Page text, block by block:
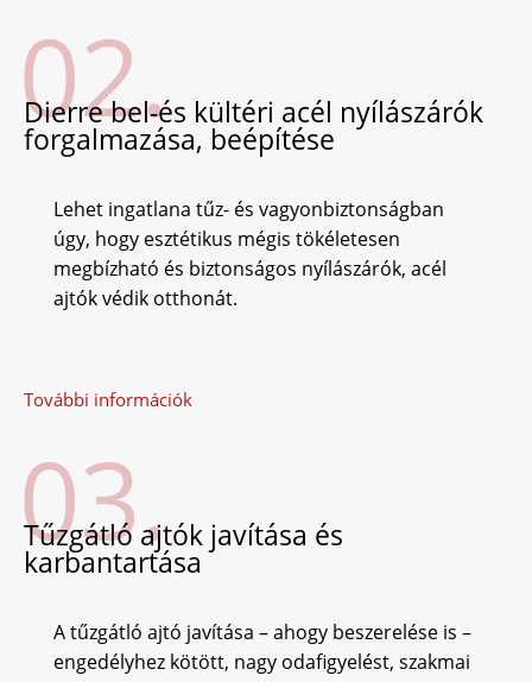
02.
Dierre bel-és kültéri acél nyílászárók
forgalmazása, beépítése
Lehet ingatlana tűz- és vagyonbiztonságban
úgy, hogy esztétikus mégis tökéletesen
megbízható és biztonságos nyílászárók, acél
ajtók védik otthonát.
További információk
03.
Tűzgátló ajtók javítása és
karbantartása
A tűzgátló ajtó javítása – ahogy beszerelése is –
engedélyhez kötött, nagy odafigyelést, szakmai